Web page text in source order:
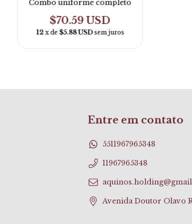
Combo uniforme completo
$70.59 USD
12 x de $5.88 USD sem juros
Entre em contato
5511967965348
11967965348
Avenida Doutor Olavo